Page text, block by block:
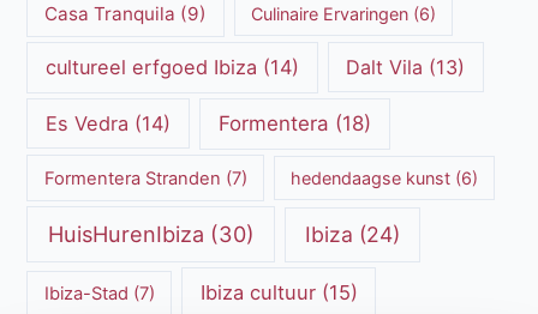
Casa Tranquila (9) Culinaire Ervaringen(6)
cultureel erfgoed Ibiza (14) Dalt Vila (13)
Es Vedra (14) Formentera (18)
Formentera Stranden (7) hedendaagse kunst(6)
HuisHurenIbiza (30) Ibiza (24)
Ibiza-Stad (7) Ibiza cultuur(15)